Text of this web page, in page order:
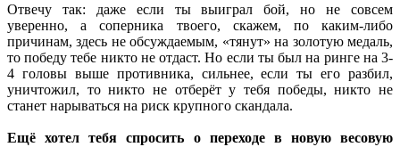
Отвечу так: даже если ты выиграл бой, но не совсем
уверенно, а соперника твоего, скажем, по каким-либо
причинам, здесь не обсуждаемым, «тянут» на золотую медаль,
то победу тебе никто не отдаст. Но если ты был на ринге на 3-
4 головы выше противника, сильнее, если ты его разбил,
уничтожил, то никто не отберёт у тебя победы, никто не
станет нарываться на риск крупного скандала.
Ещё хотел тебя спросить о переходе в новую весовую